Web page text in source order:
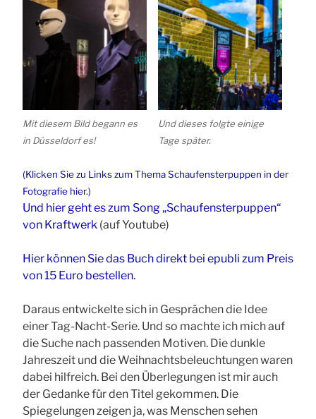
Mit diesem Bild begann es
in Düsseldorf es!
Und dieses folgte einige
Tage später.
(Klicken Sie zu Links zum Thema Schaufensterpuppen in der
Fotografie hier.)
Und hier geht es zum Song „Schaufensterpuppen“
von Kraftwerk (auf Youtube)
Hier können Sie das Buch direkt bei epubli zum Preis
von 15 Euro bestellen.
Daraus entwickelte sich in Gesprächen die Idee
einer Tag-Nacht-Serie. Und so machte ich mich auf
die Suche nach passenden Motiven. Die dunkle
Jahreszeit und die Weihnachtsbeleuchtungen waren
dabei hilfreich. Bei den Überlegungen ist mir auch
der Gedanke für den Titel gekommen. Die
Spiegelungen zeigen ja, was Menschen sehen